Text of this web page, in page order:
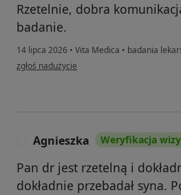
Rzetelnie, dobra
badanie.
14 lipca 2026 • Vita Medica • badania
w opinii użytkownika Mariusz
zgłoś nadużycie
Agnieszka Weryfikacja
Pan dr jest rzetelną i
dokładnie przebadał syna.